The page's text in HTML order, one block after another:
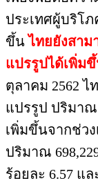
ประเทศผู้บริโ
ขึ้นไทยยังสาม
แปรรูปได้เพิ่ม
ตุลาคม 2562
แปรรูป ปริมาณ
เพิ่มขึ้นจากช่ว
ปริมาณ
ร้อยละ 6.57 แ